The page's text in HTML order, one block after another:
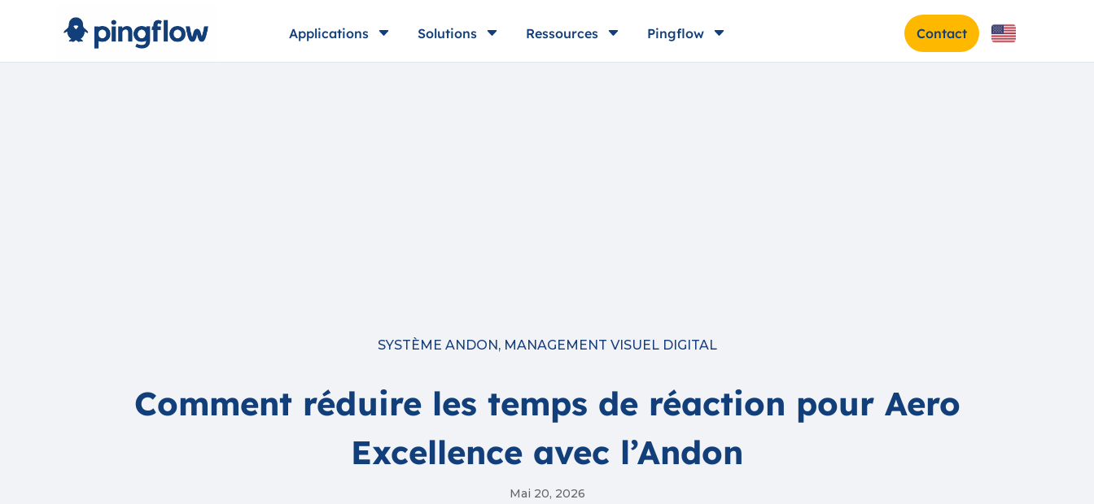
Contact
C
Pingflow
C
Ressources
C
Solutions
C
Applications
SYSTÈME ANDON, MANAGEMENT VISUEL DIGITAL
Comment réduire les temps de réaction pour Aero
Excellence avec l’Andon
Mai 20, 2026